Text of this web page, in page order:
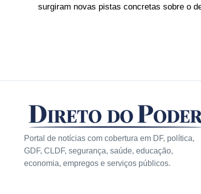
surgiram novas pistas concretas sobre o
Portal de notícias com cobertura em DF, política,
GDF, CLDF, segurança, saúde, educação,
economia, empregos e serviços públicos.